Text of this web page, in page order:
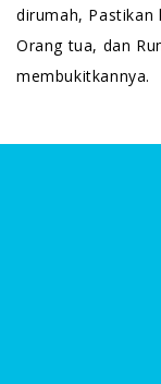
dirumah, Pastikan
Orang tua, dan
membukitkannya.